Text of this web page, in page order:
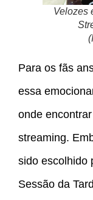
Velozes
Para os fãs
essa
onde
streaming.
sido escolhido
Sessão da